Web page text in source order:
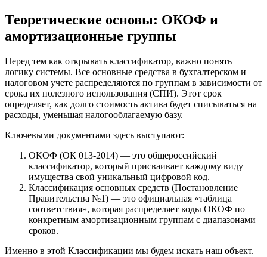
Теоретические основы: ОКОФ и
амортизационные группы
Перед тем как открывать классификатор, важно понять
логику системы. Все основные средства в бухгалтерском и
налоговом учете распределяются по группам в зависимости от
срока их полезного использования (СПИ). Этот срок
определяет, как долго стоимость актива будет списываться на
расходы, уменьшая налогооблагаемую базу.
Ключевыми документами здесь выступают:
ОКОФ (ОК 013-2014) — это общероссийский
классификатор, который присваивает каждому виду
имущества свой уникальный цифровой код.
Классификация основных средств (Постановление
Правительства №1) — это официальная «таблица
соответствия», которая распределяет коды ОКОФ по
конкретным амортизационным группам с диапазонами
сроков.
Именно в этой Классификации мы будем искать наш объект.